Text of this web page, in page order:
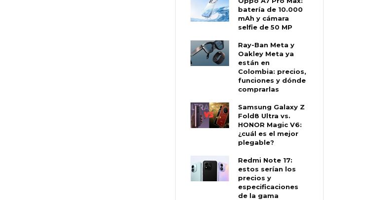
batería de 10.000
mAh y cámara
selfie de 50 MP
Ray-Ban Meta y
Oakley Meta ya
están en
Colombia: precios,
funciones y dónde
comprarlas
Samsung Galaxy Z
Fold8 Ultra vs.
HONOR Magic V6:
¿cuál es el mejor
plegable?
Redmi Note 17:
estos serían los
precios y
especificaciones
de la gama